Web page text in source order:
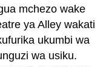
mchezo wake
ya Alley wakati
ukumbi wa
wa usiku.